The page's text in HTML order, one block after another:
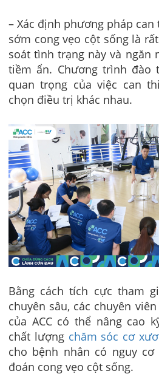
– Xác định phương pháp
sớm cong vẹo cột sống là
soát tình trạng này và ngăn
tiềm ẩn. Chương trình đào
quan trọng của việc can
chọn điều trị khác nhau.
Bằng cách tích cực tham
chuyên sâu, các chuyên
của ACC có thể nâng cao
chất lượng chăm sóc cơ
cho bệnh nhân có nguy
đoán cong vẹo cột sống.